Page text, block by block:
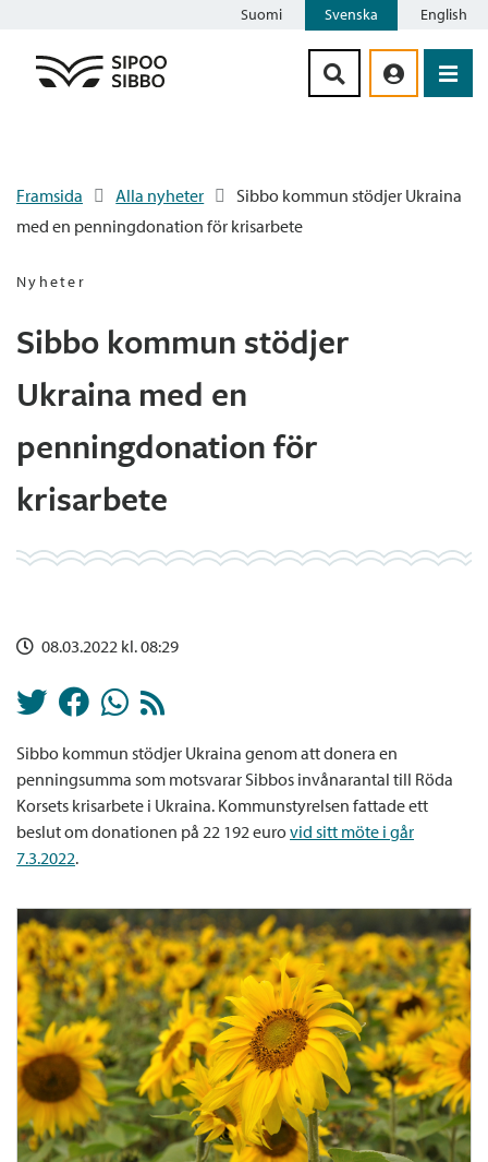
Suomi Svenska English
Framsida Alla nyheter
Sibbo kommun stödjer Ukraina
med en penningdonation för krisarbete
Nyheter
Sibbo kommun stödjer
Ukraina med en
penningdonation för
krisarbete
08.03.2022 kl. 08:29
Sibbo kommun stödjer Ukraina genom att donera en
penningsumma som motsvarar Sibbos invånarantal till Röda
Korsets krisarbete i Ukraina. Kommunstyrelsen fattade ett
beslut om donationen på 22 192 eurovid sitt möte i går
7.3.2022.